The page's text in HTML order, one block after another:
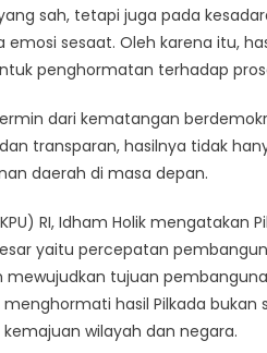
sah, tetapi juga pada
sesaat. Oleh karena itu,
penghormatan terhadap
dari kematangan
transparan, hasilnya tidak
daerah di masa depan.
RI, Idham Holik
yaitu percepatan
tujuan
hasil Pilkada
wilayah dan negara.